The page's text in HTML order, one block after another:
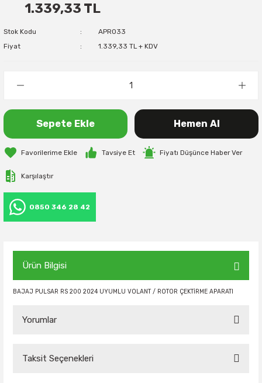
1.339,33 TL
Stok Kodu
APR033
Fiyat
1.339,33 TL + KDV
Sepete Ekle Hemen Al
Tavsiye Et Fiyatı Düşünce Haber Ver
Karşılaştır
0850 346 28 42
Ürün Bilgisi
BAJAJ PULSAR RS 200 2024 UYUMLU VOLANT / ROTOR ÇEKTİRME APARATI
Yorumlar
Taksit Seçenekleri